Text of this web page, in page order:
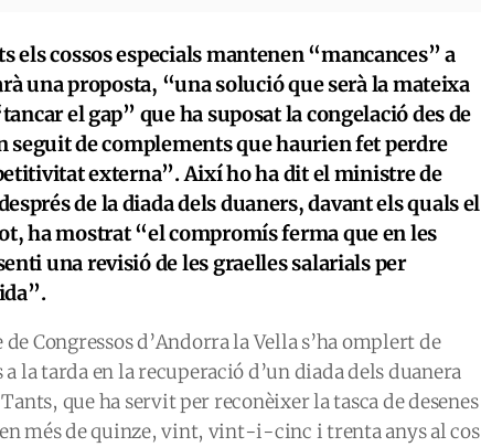
els cossos especials mantenen “mancances” a
una proposta, “una solució que serà la mateixa
el gap” que ha suposat la congelació des de
seguit de complements que haurien fet perdre
externa”. Així ho ha dit el ministre de
de la diada dels duaners, davant els quals el
ha mostrat “el compromís ferma que en les
una revisió de les graelles salarials per
Congressos d’Andorra la Vella s’ha omplert de
la tarda en la recuperació d’un diada dels duanera
que ha servit per reconèixer la tasca de desenes
més de quinze, vint, vint-i-cinc i trenta anys al cos